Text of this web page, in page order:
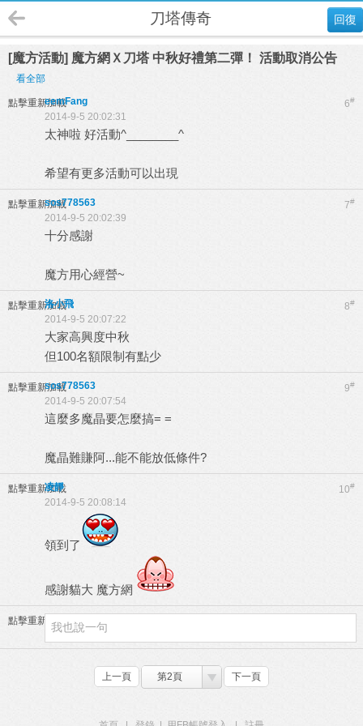
回復
刀塔傳奇
[魔方活動] 魔方網Ｘ刀塔 中秋好禮第二彈！ 活動取消公告
看全部
點擊重新加載 6#
eemFang
2014-9-5 20:02:31
太神啦 好活動^________^
希望有更多活動可以出現
點擊重新加載 7#
sos778563
2014-9-5 20:02:39
十分感謝
魔方用心經營~
點擊重新加載 8#
洛小飛
2014-9-5 20:07:22
大家高興度中秋
但100名額限制有點少
點擊重新加載 9#
sos778563
2014-9-5 20:07:54
這麼多魔晶要怎麼搞= =
魔晶難賺阿...能不能放低條件?
點擊重新加載 10#
凌靜
2014-9-5 20:08:14
領到了
感謝貓大 魔方網
點擊重新加載
上一頁 第2頁 下一頁